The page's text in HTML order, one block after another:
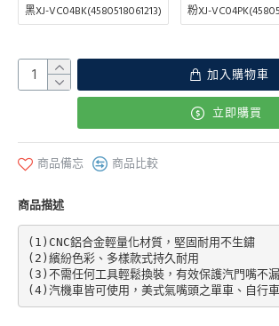
黑XJ-VC04BK(4580518061213) 粉XJ-
加入購物車
立即購買
商品備忘 商品比較
商品描述
(1)CNC鋁合金輕量化材質，堅固耐用不生鏽
(2)繽紛色彩、多樣款式持久耐用
(3)不需任何工具輕鬆換裝，有效保護汽門嘴不
(4)汽機車皆可使用，美式氣嘴頭之單車、自行